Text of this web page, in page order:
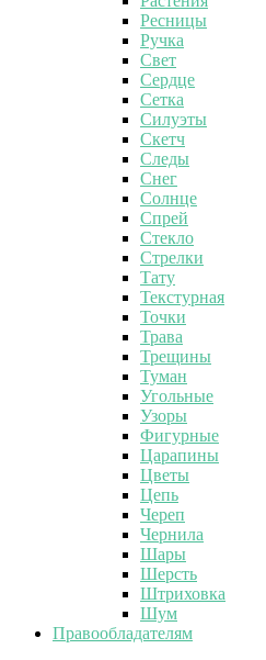
Ресницы
Ручка
Свет
Сердце
Сетка
Силуэты
Скетч
Следы
Снег
Солнце
Спрей
Стекло
Стрелки
Тату
Текстурная
Точки
Трава
Трещины
Туман
Угольные
Узоры
Фигурные
Царапины
Цветы
Цепь
Череп
Чернила
Шары
Шерсть
Штриховка
Шум
Правообладателям